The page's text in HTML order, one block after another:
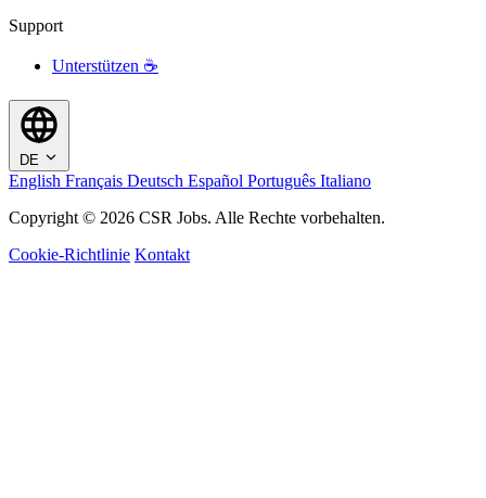
Support
Unterstützen ☕
DE
English Français Deutsch Español Português Italiano
Copyright © 2026 CSR Jobs. Alle Rechte vorbehalten.
Cookie-Richtlinie Kontakt